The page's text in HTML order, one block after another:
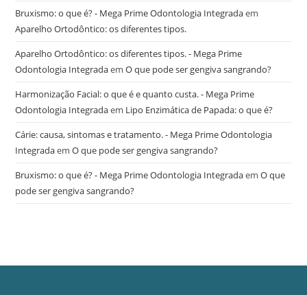
Bruxismo: o que é? - Mega Prime Odontologia Integradaem
Aparelho Ortodôntico: os diferentes tipos.
Aparelho Ortodôntico: os diferentes tipos. - Mega Prime
Odontologia IntegradaemO que pode ser gengiva sangrando?
Harmonização Facial: o que é e quanto custa. - Mega Prime
Odontologia Integradaem Lipo Enzimática de Papada: o que é?
Cárie: causa, sintomas e tratamento. - Mega Prime Odontologia
IntegradaemO que pode ser gengiva sangrando?
Bruxismo: o que é? - Mega Prime Odontologia IntegradaemO que
pode ser gengiva sangrando?